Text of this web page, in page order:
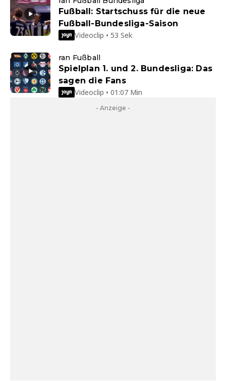
Fußball: Startschuss für die neue
Fußball-Bundesliga-Saison
Videoclip • 53 Sek
ran Fußball
Spielplan 1. und 2. Bundesliga: Das
sagen die Fans
Videoclip • 01:07 Min
- Anzeige -